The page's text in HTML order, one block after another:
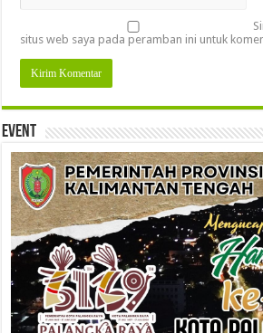
situs web saya pada peramban ini untuk
Event